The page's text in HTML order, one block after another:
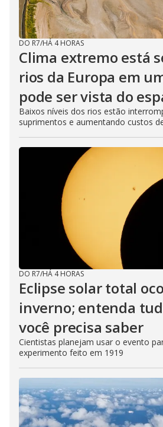
DO R7/HÁ 4 HORAS
Clima extremo está
rios da Europa em
pode ser vista do
Baixos níveis dos rios estão
suprimentos e aumentando custos
DO R7/HÁ 4 HORAS
Eclipse solar total
inverno; entenda
você precisa saber
Cientistas planejam usar o evento
experimento feito em 1919